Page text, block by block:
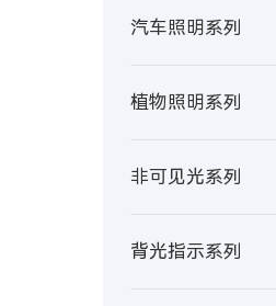
汽车照明系列
植物照明系列
非可见光系列
背光指示系列